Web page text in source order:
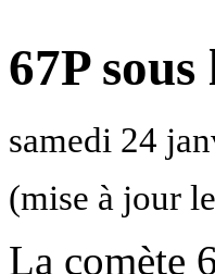
67P
samedi 24
(mise à jour
La comète